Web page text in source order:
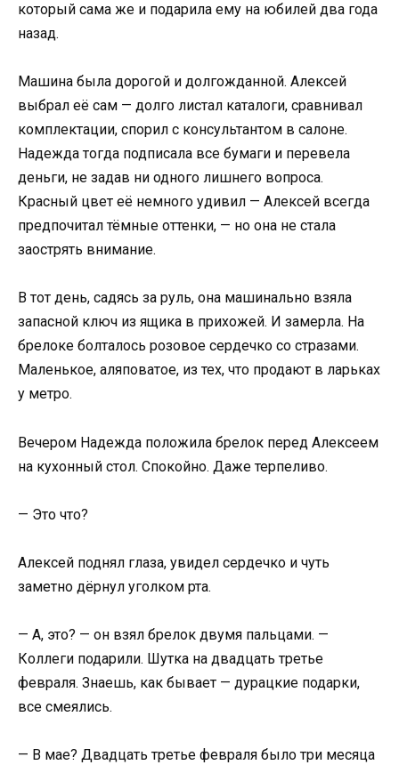
который сама же и подарила ему на юбилей два года
назад.
Машина была дорогой и долгожданной. Алексей
выбрал её сам — долго листал каталоги, сравнивал
комплектации, спорил с консультантом в салоне.
Надежда тогда подписала все бумаги и перевела
деньги, не задав ни одного лишнего вопроса.
Красный цвет её немного удивил — Алексей всегда
предпочитал тёмные оттенки, — но она не стала
заострять внимание.
В тот день, садясь за руль, она машинально взяла
запасной ключ из ящика в прихожей. И замерла. На
брелоке болталось розовое сердечко со стразами.
Маленькое, аляповатое, из тех, что продают в ларьках
у метро.
Вечером Надежда положила брелок перед Алексеем
на кухонный стол. Спокойно. Даже терпеливо.
— Это что?
Алексей поднял глаза, увидел сердечко и чуть
заметно дёрнул уголком рта.
— А, это? — он взял брелок двумя пальцами. —
Коллеги подарили. Шутка на двадцать третье
февраля. Знаешь, как бывает — дурацкие подарки,
все смеялись.
— В мае? Двадцать третье февраля было три месяца